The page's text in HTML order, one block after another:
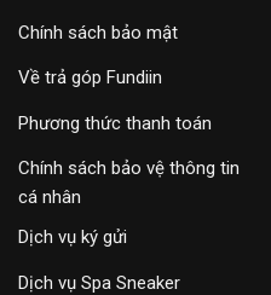
Chính sách bảo mật
Về trả góp Fundiin
Phương thức thanh toán
Chính sách bảo vệ thông tin
cá nhân
Dịch vụ ký gửi
Dịch vụ Spa Sneaker